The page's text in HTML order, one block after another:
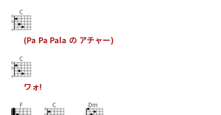
C
(Pa Pa Pala の アチャー)
C
ワォ!
F C Dm